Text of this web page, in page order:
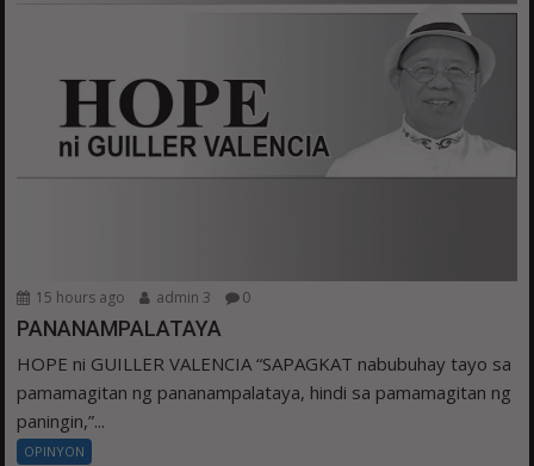
15 hours ago admin 3 0
PANANAMPALATAYA
HOPE ni GUILLER VALENCIA “SAPAGKAT nabubuhay tayo sa
pamamagitan ng pananampalataya, hindi sa pamamagitan ng
paningin,”...
OPINYON